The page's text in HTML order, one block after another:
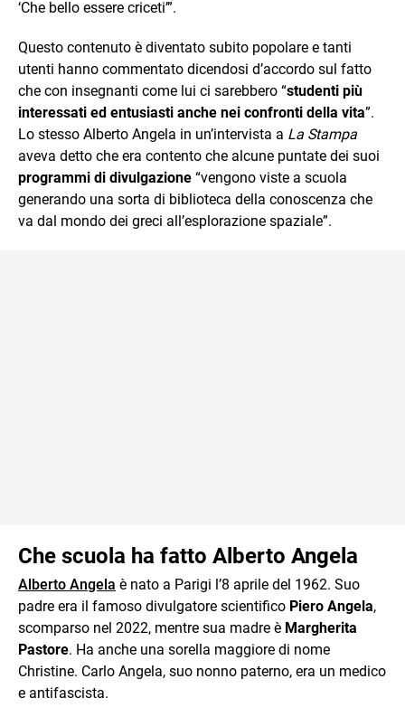
‘Che bello essere criceti’”.
Questo contenuto è diventato subito popolare e tanti
utenti hanno commentato dicendosi d’accordo sul fatto
che con insegnanti come lui ci sarebbero “studenti più
interessati ed entusiasti anche nei confronti della vita”.
Lo stesso Alberto Angela in un’intervista a La Stampa
aveva detto che era contento che alcune puntate dei suoi
programmi di divulgazione “vengono viste a scuola
generando una sorta di biblioteca della conoscenza che
va dal mondo dei greci all’esplorazione spaziale”.
Che scuola ha fatto Alberto Angela
Alberto Angela è nato a Parigi l’8 aprile del 1962. Suo
padre era il famoso divulgatore scientifico Piero Angela,
scomparso nel 2022, mentre sua madre è Margherita
Pastore. Ha anche una sorella maggiore di nome
Christine. Carlo Angela, suo nonno paterno, era un medico
e antifascista.